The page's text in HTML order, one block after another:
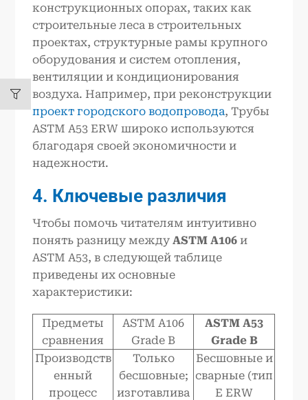
конструкционных опорах, таких как
строительные леса в строительных
проектах, структурные рамы крупного
оборудования и систем отопления,
вентиляции и кондиционирования
воздуха. Например, при реконструкции
проект городского водопровода, Трубы
ASTM A53 ERW широко используются
благодаря своей экономичности и
надежности.
4. Ключевые различия
Чтобы помочь читателям интуитивно
понять разницу междуASTM A106 и
ASTM A53, в следующей таблице
приведены их основные
характеристики:
Предметы
сравнения
ASTM A106
Grade B
ASTM A53
Grade B
Производств
енный
процесс
Только
бесшовные;
изготавлива
Бесшовные и
сварные (тип
E ERW